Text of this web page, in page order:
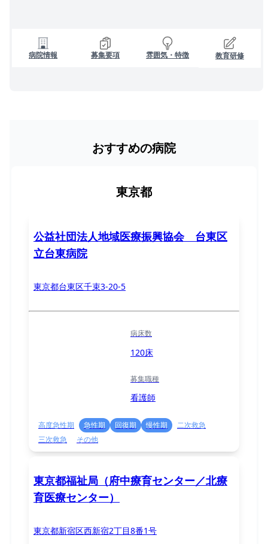
病院情報 募集要項 雰囲気・特徴 教育研修
おすすめの病院
東京都
公益社団法人地域医療振興協会 台東区
立台東病院
東京都台東区千束3-20-5
病床数
120床
募集職種
看護師
高度急性期 急性期 回復期 慢性期
二次救急
三次救急
その他
東京都福祉局（府中療育センター／北療
育医療センター）
東京都新宿区西新宿2丁目8番1号